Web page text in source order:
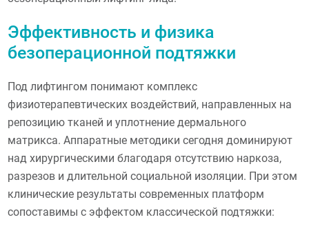
Эффективность и физика
безоперационной подтяжки
Под лифтингом понимают комплекс
физиотерапевтических воздействий, направленных на
репозицию тканей и уплотнение дермального
матрикса. Аппаратные методики сегодня доминируют
над хирургическими благодаря отсутствию наркоза,
разрезов и длительной социальной изоляции. При этом
клинические результаты современных платформ
сопоставимы с эффектом классической подтяжки: